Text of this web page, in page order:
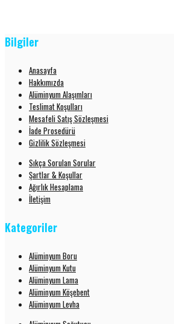
Bilgiler
Anasayfa
Hakkımızda
Alüminyum Alaşımları
Teslimat Koşulları
Mesafeli Satış Sözleşmesi
İade Prosedürü
Gizlilik Sözleşmesi
Sıkça Sorulan Sorular
Şartlar & Koşullar
Ağırlık Hesaplama
İletişim
Kategoriler
Alüminyum Boru
Alüminyum Kutu
Alüminyum Lama
Alüminyum Köşebent
Alüminyum Levha